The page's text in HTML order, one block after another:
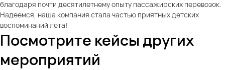
благодаря почти десятилетнему опыту пассажирских перевозок.
Надеемся, наша компания стала частью приятных детских
воспоминаний лета!
Посмотрите кейсы других
мероприятий